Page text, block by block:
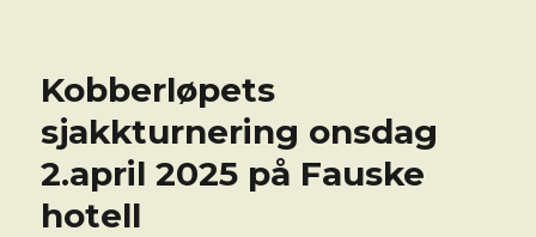
sommerutgave,
Fauske
Fischer
2026
Kobberløpets
sjakkturnering onsdag
2.april 2025 på Fauske
hotell